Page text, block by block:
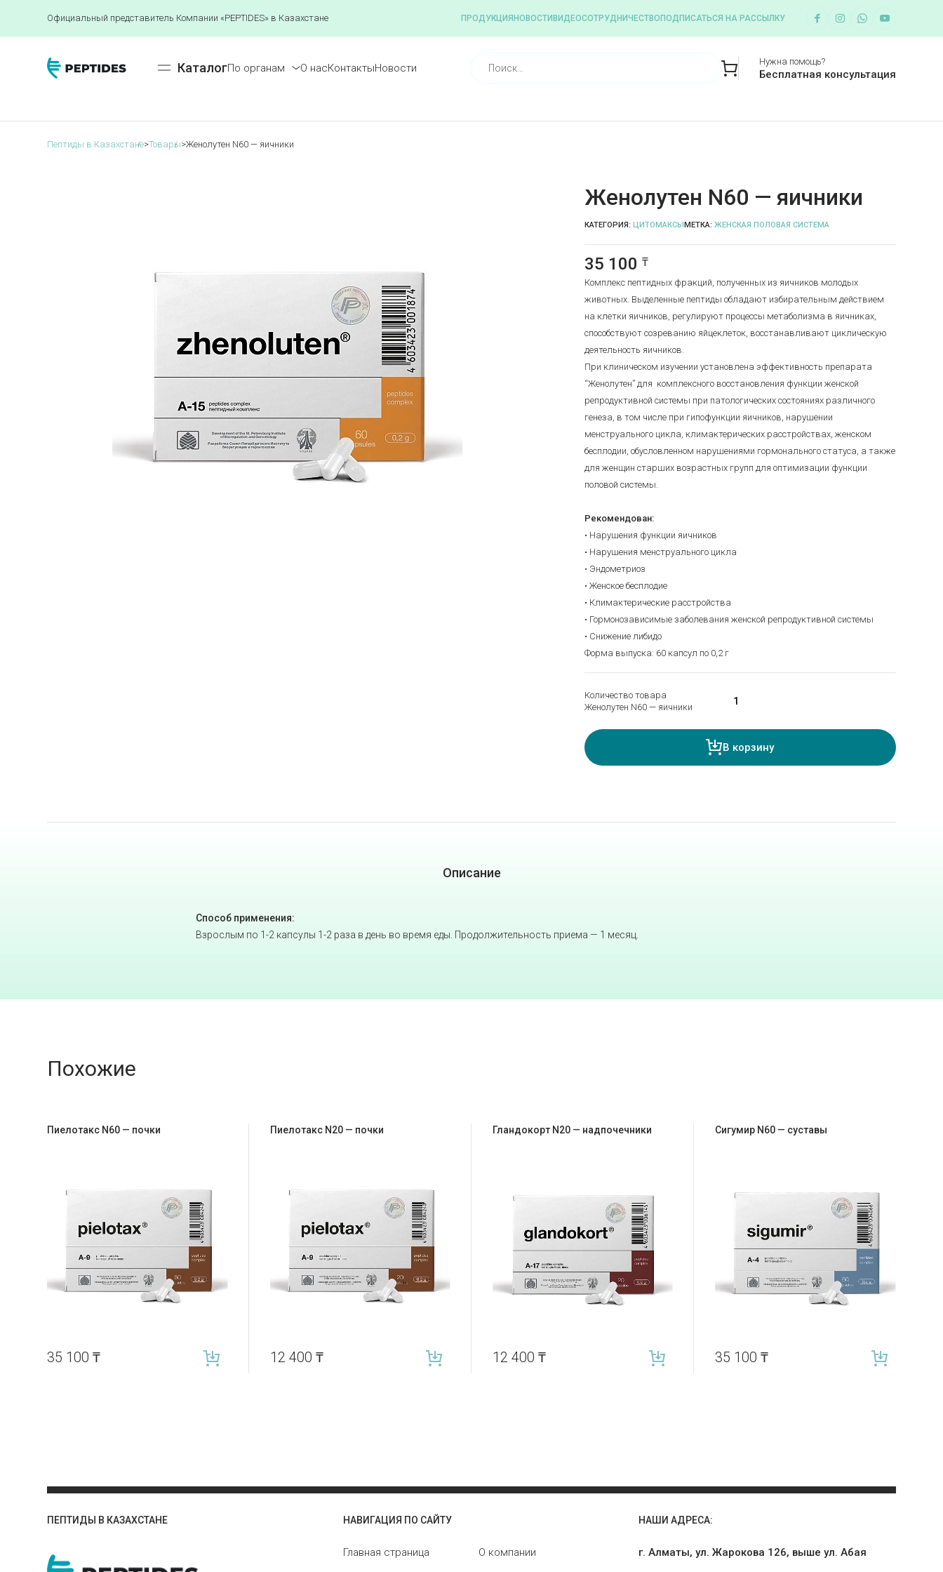
Официальный представитель Компании «PEPTIDES» в Казахстане ПРОДУКЦИЯ НОВОСТИ ВИДЕОСОТРУДНИЧЕСТВО ПОДПИСАТЬСЯ НА РАССЫЛКУ
КаталогПо органам О насКонтактыНовости
Нужна помощь?
Бесплатная консультация
Пептиды в Казахстане>Товары>Женолутен N60 — яичники
Женолутен N60 — яичники
35 100 ₸
Комплекс пептидных фракций, полученных из яичников молодых
животных. Выделенные пептиды обладают избирательным действием
на клетки яичников, регулируют процессы метаболизма в яичниках,
способствуют созреванию яйцеклеток, восстанавливают циклическую
деятельность яичников.
При клиническом изучении установлена эффективность препарата
“Женолутен” для комплексного восстановления функции женской
репродуктивной системы при патологических состояниях различного
генеза, в том числе при гипофункции яичников, нарушении
менструального цикла, климактерических расстройствах, женском
бесплодии, обусловленном нарушениями гормонального статуса, а также
для женщин старших возрастных групп для оптимизации функции
половой системы.
Рекомендован:
• Нарушения функции яичников
• Нарушения менструального цикла
• Эндометриоз
• Женское бесплодие
• Климактерические расстройства
• Гормонозависимые заболевания женской репродуктивной системы
• Снижение либидо
Форма выпуска: 60 капсул по 0,2 г
Количество товара
Женолутен N60 — яичники
В корзину
КАТЕГОРИЯ: ЦИТОМАКСЫМЕТКА: ЖЕНСКАЯ ПОЛОВАЯ СИСТЕМА
Описание
Способ применения:
Взрослым по 1-2 капсулы 1-2 раза в день во время еды. Продолжительность приема — 1 месяц.
Похожие
Пиелотакс N60 — почки
35 100₸
Пиелотакс N20 — почки
12 400 ₸
Гландокорт N20 — надпочечники
12 400 ₸
Сигумир N60 — суставы
35 100₸
ПЕПТИДЫ В КАЗАХСТАНЕ НАВИГАЦИЯ ПО САЙТУ
Главная страница
О компании
НАШИ АДРЕСА:
г. Алматы, ул. Жарокова 126, выше ул. Абая